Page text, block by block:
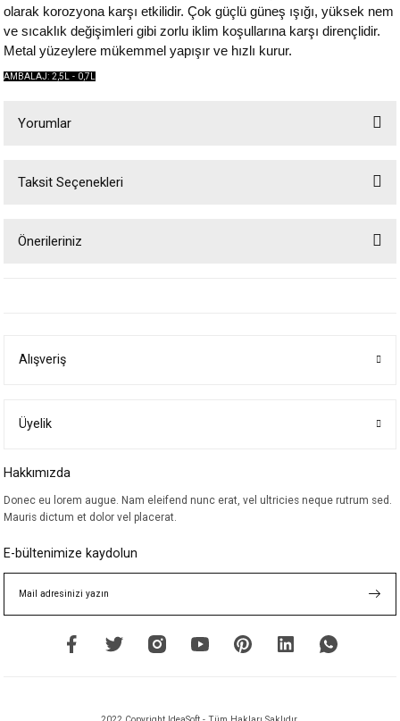
olarak korozyona karşı etkilidir. Çok güçlü güneş ışığı, yüksek nem
ve sıcaklık değişimleri gibi zorlu iklim koşullarına karşı dirençlidir.
Metal yüzeylere mükemmel yapışır ve hızlı kurur.
AMBALAJ: 2,5L - 0,7L
Yorumlar
Taksit Seçenekleri
Önerileriniz
Ürün bilgilerinde hatalar bulunuyor.
Bu ürüne benzer farklı alternatifler olmalı.
Alışveriş
Üyelik
Hakkımızda
Donec eu lorem augue. Nam eleifend nunc erat, vel ultricies neque rutrum sed.
Mauris dictum et dolor vel placerat.
E-bültenimize kaydolun